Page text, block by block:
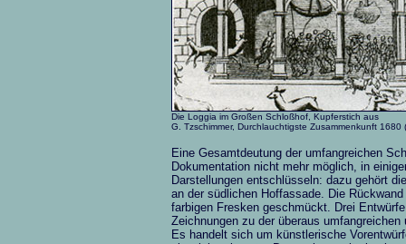
Die Loggia im Großen Schloßhof, Kupferstich aus
G. Tzschimmer, Durchlauchtigste Zusammenkunft 1680
Eine Gesamtdeutung der umfangreichen
Dokumentation nicht mehr möglich, in
Darstellungen entschlüsseln: dazu gehört
an der südlichen Hoffassade. Die
farbigen Fresken geschmückt. Drei
Zeichnungen zu der überaus
Es handelt sich um künstlerische